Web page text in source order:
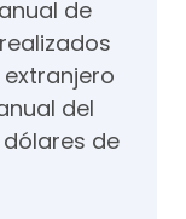
de
del
dólares de